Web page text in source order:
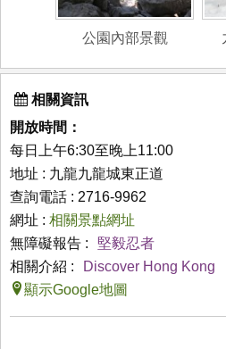
公園內部景觀
相關資訊
開放時間：
每日上午6:30至晚上11:00
地址 : 九龍九龍城東正道
查詢電話 : 2716-9962
網址 : 相關景點網址
無障礙報告 :
堅毅忍者
相關介紹 :
Discover Hong Kong
顯示Google地圖